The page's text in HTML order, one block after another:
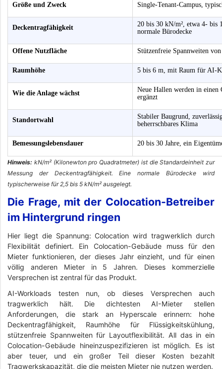
Größe und Zweck Single-Tenant-Campus,
Deckentragfähigkeit
20 bis 30 kN/m², etwa 4- bis
normale Bürodecke
Offene Nutzfläche Stützenfreie Spannweiten
Raumhöhe 5 bis 6 m, mit Raum für AI-
Wie die Anlage wächst
Neue Hallen werden in einen
ergänzt
Standortwahl
Stabiler Baugrund,
beherrschbares Klima
Bemessungslebensdauer 20 bis 30 Jahre, ein
Hinweis: kN/m² (Kilonewton pro Quadratmeter) ist die Standardeinheit zur
Messung der Deckentragfähigkeit. Eine normale Bürodecke wird
typischerweise für 2,5 bis 5 kN/m² ausgelegt.
Die Frage, mit der Colocation-Betreiber
im Hintergrund ringen
Hier liegt die Spannung: Colocation wird tragwerklich durch
Flexibilität definiert. Ein Colocation-Gebäude muss für den
Mieter funktionieren, der dieses Jahr einzieht, und für einen
völlig anderen Mieter in 5 Jahren. Dieses kommerzielle
Versprechen ist zentral für das Produkt.
AI-Workloads testen nun, ob dieses Versprechen auch
tragwerklich hält. Die dichtesten AI-Mieter stellen
Anforderungen, die stark an Hyperscale erinnern: hohe
Deckentragfähigkeit, Raumhöhe für Flüssigkeitskühlung,
stützenfreie Spannweiten für Layoutflexibilität. All das in ein
Colocation-Gebäude hineinzuspezifizieren ist möglich. Es ist
aber teuer, und ein großer Teil dieser Kosten bezahlt
Tragwerkskapazität, die die meisten Mieter nie nutzen werden.